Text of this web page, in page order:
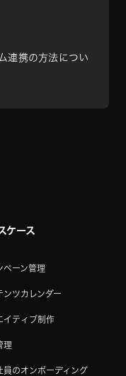
連携の方法につい
ケース
ペーン管理
ンツカレンダー
イティブ制作
理
員のオンボーディング